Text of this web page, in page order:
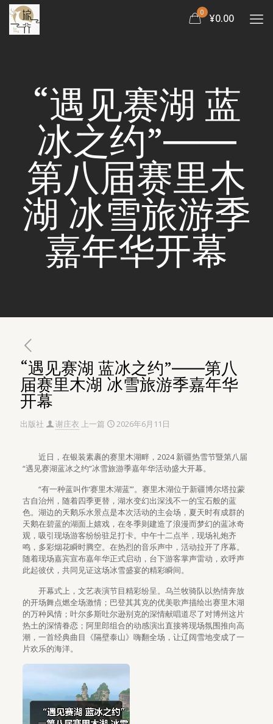
0 ¥0.00
“遇见赛湖 蓝
冰之约”――
第八届赛里木
湖 冰雪旅游季
嘉年华开幕
“遇见赛湖 蓝冰之约”――第八
届赛里木湖 冰雪旅游季嘉年华
开幕
出版社 谢庄衣 上一篇 2026年6月11日
近日，在银装素裹的赛里木湖畔，2024 新疆热雪节暨第八届
“遇见赛湖蓝冰之约”冰雪旅游季嘉年华活动盛大开幕。
“有一种蓝叫作‘赛里木湖蓝’”。赛里木湖位于新疆博尔塔拉蒙
古自治州，随着四季更替，湖水变幻出深浅不一的宝石般的蓝
色。湖边的天鹅乐水景点是本次活动的主会场，夏天时有成群的
天鹅在碧蓝的湖面上嬉戏，在冬季则建造了浪漫而梦幻的蓝冰奇
观，吸引现场游客纷纷驻足打卡。中午十二点半，现场礼炮齐
鸣，多彩烟花瞬时腾空。在热烈的音乐声中，活动拉开了序幕。
随着现场嘉宾宣布嘉年华正式启动，台下游客掌声雷动，欢呼声
此起彼伏，共同见证这场冰雪盛宴的精彩瞬间。
开幕式上，文艺表演节目精彩纷呈。乌兰牧骑队以热情奔放
的开场舞点燃全场激情；巴登其其克的优美歌声描绘出赛里木湖
的万种风情；叶尔多斯吐尔逊别克的深情献唱道尽了对博州这片
热土的深情眷恋；阿里郎组合的动感演出直接将现场氛围推向高
潮，一首经典曲目《隔壁泰山》嗨翻全场，让辽阔雪地变成了一
片欢乐的海洋。